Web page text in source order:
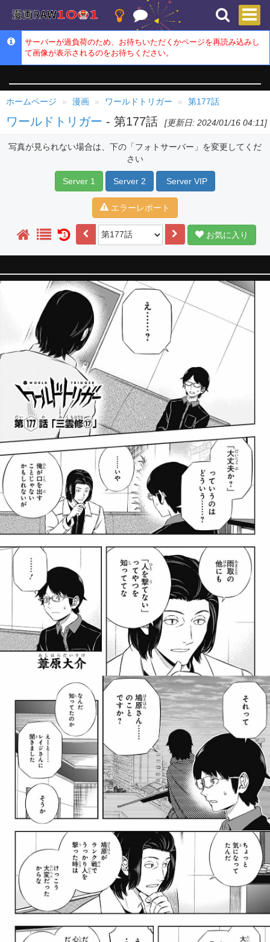
サーバーが過負荷のため、お待ちいただくかページを再読み込みし
て画像が表示されるのをお待ちください。
ホームページ 漫画 ワールドトリガー 第177話
ワールドトリガー - 第177話 [更新日: 2024/01/16 04:11]
写真が見られない場合は、下の「フォトサーバー」を変更してくだ
さい
Server 1 Server 2 Server VIP
エラーレポート
1 お気に入り